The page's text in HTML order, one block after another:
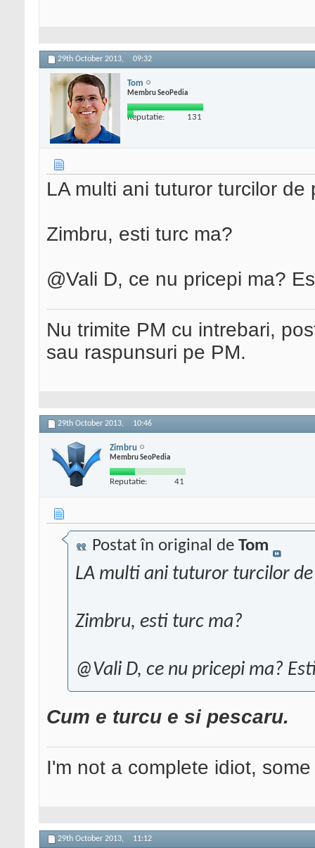
29th October 2013, 09:32
Tom
Membru SeoPedia
Reputatie: 131
LA multi ani tuturor turcilor de
Zimbru, esti turc ma?
@Vali D, ce nu pricepi ma?
Nu trimite PM cu intrebari,
sau raspunsuri pe PM.
29th October 2013, 10:46
Zimbru
Membru SeoPedia
Reputatie: 41
Postat în original de Tom
LA multi ani tuturor turcilor
Zimbru, esti turc ma?
@Vali D, ce nu pricepi ma?
Cum e turcu e si pescaru.
I'm not a complete idiot,
29th October 2013, 11:12